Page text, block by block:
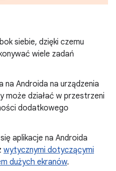
siebie, dzięki czemu
wiele zadań
na Androida na urządzenia
może działać w przestrzeni
dodatkowego
aplikacje na Androida
wytycznymi dotyczącymi
dużych ekranów.